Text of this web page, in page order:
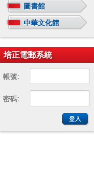
圖書館
中華文化館
培正電郵系統
帳號:
密碼: